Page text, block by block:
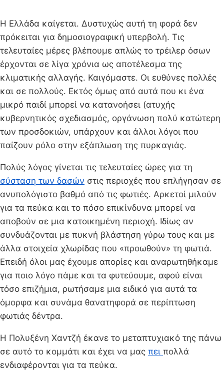
Η Ελλάδα καίγεται. Δυστυχώς αυτή τη φορά δεν
πρόκειται για δημοσιογραφική υπερβολή. Τις
τελευταίες μέρες βλέπουμε απλώς το τρέιλερ όσων
έρχονται σε λίγα χρόνια ως αποτέλεσμα της
κλιματικής αλλαγής. Καιγόμαστε. Οι ευθύνες πολλές
και σε πολλούς. Εκτός όμως από αυτά που κι ένα
μικρό παιδί μπορεί να κατανοήσει (ατυχής
κυβερνητικός σχεδιασμός, οργάνωση πολύ κατώτερη
των προσδοκιών, υπάρχουν και άλλοι λόγοι που
παίζουν ρόλο στην εξάπλωση της πυρκαγιάς.
Πολύς λόγος γίνεται τις τελευταίες ώρες για τη
σύσταση των δασών στις περιοχές που επλήγησαν σε
ανυπολόγιστο βαθμό από τις φωτιές. Αρκετοί μιλούν
για τα πεύκα και το πόσο επικίνδυνα μπορεί να
αποβούν σε μια κατοικημένη περιοχή. Ιδίως αν
συνδυάζονται με πυκνή βλάστηση γύρω τους και με
άλλα στοιχεία χλωρίδας που «προωθούν» τη φωτιά.
Επειδή όλοι μας έχουμε απορίες και αναρωτηθήκαμε
για ποιο λόγο πάμε και τα φυτεύουμε, αφού είναι
τόσο επιζήμια, ρωτήσαμε μια ειδικό για αυτά τα
όμορφα και συνάμα θανατηφορά σε περίπτωση
φωτιάς δέντρα.
Η Πολυξένη Χαντζή έκανε το μεταπτυχιακό της πάνω
σε αυτό το κομμάτι και έχει να μας πει πολλά
ενδιαφέρονται για τα πεύκα.